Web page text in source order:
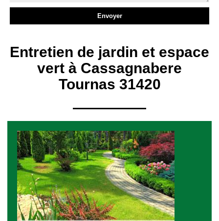
Entretien de jardin et espace
vert à Cassagnabere
Tournas 31420